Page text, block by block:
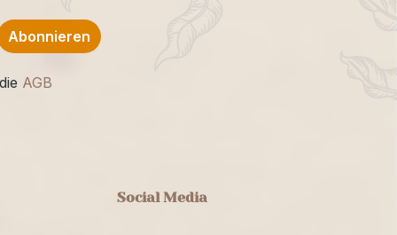
Abonnieren
AGB
Social Media